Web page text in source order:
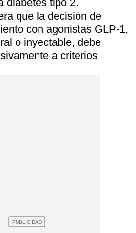
diabetes tipo 2.
que la decisión de
con agonistas GLP-1,
o inyectable, debe
a criterios